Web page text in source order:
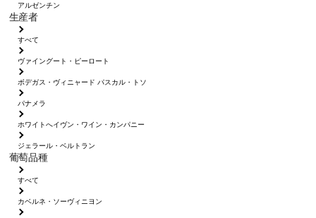
アルゼンチン
生産者
すべて
ヴァイングート・ピーロート
ボデガス・ヴィニャード パスカル・トソ
パナメラ
ホワイトへイヴン・ワイン・カンパニー
ジェラール・ベルトラン
葡萄品種
すべて
カベルネ・ソーヴィニヨン